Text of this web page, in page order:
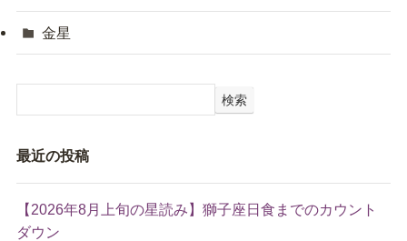
金星
検索
最近の投稿
【2026年8月上旬の星読み】獅子座日食までのカウント
ダウン